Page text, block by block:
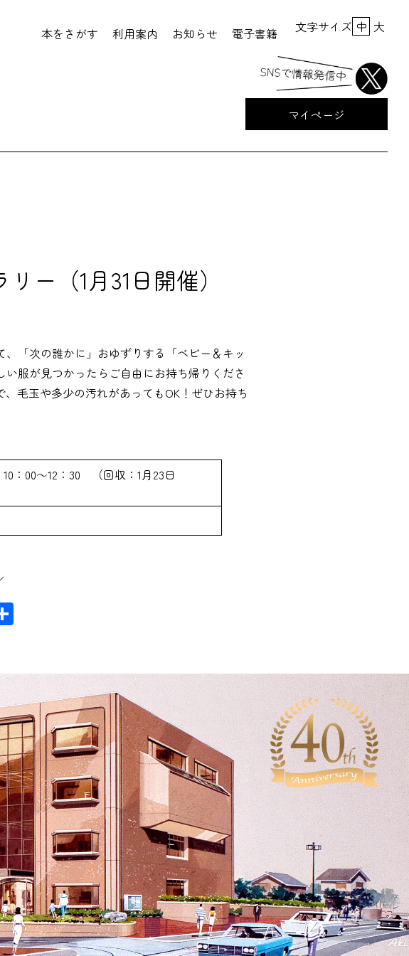
本をさがす 利用案内 お知らせ 電子書籍 文字サイズ 中 大
マイページ
ー（1月31日開催）
「次の誰かに」おゆずりする「ベビー＆キッ
服が見つかったらご自由にお持ち帰りくださ
毛玉や多少の汚れがあってもOK！ぜひお持ち
10：00～12：30 （回収：1月23日